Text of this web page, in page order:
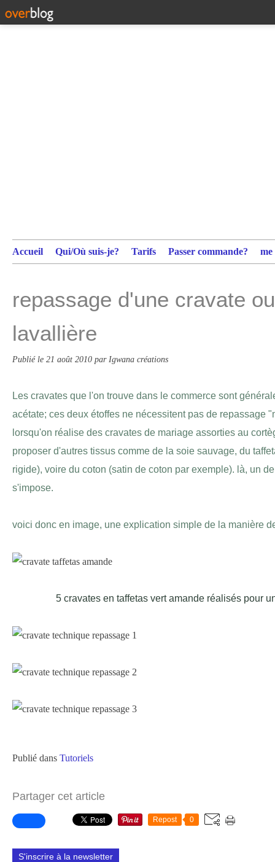
Accueil Qui/Où suis-je? Tarifs Passer commande?
repassage d'une cravate
lavallière
Publié le 21 août 2010 par Igwana créations
Les cravates que l'on trouve dans le commerce sont
acétate; ces deux étoffes ne nécessitent pas de repassage
lorsqu'on réalise des cravates de mariage assorties au
proposer d'autres tissus comme de la soie sauvage, du
rigide), voire du coton (satin de coton par exemple). là, un
s'impose.
voici donc en image, une explication simple de la manière
5 cravates en taffetas vert amande réalisés pour
Publié dans Tutoriels
Partager cet article
Repost 0
S'inscrire à la newsletter